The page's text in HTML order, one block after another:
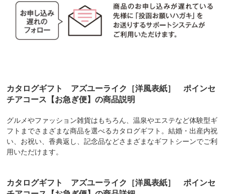
カタログギフト アズユーライク［洋風表紙］ ポインセ
チアコース【お急ぎ便】の商品説明
グルメやファッション雑貨はもちろん、温泉やエステなど体験型ギ
フトまでさまざまな商品を選べるカタログギフト。結婚・出産内祝
い、お祝い、香典返し、記念品などさまざまなギフトシーンでご利
用いただけます。
カタログギフト アズユーライク［洋風表紙］ ポインセ